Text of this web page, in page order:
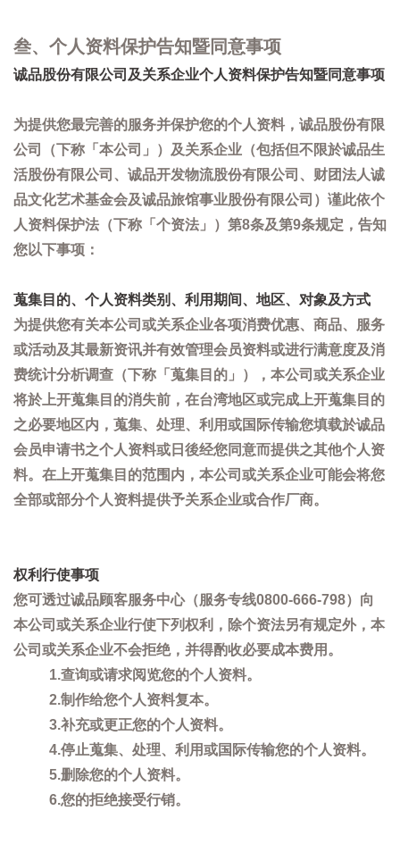
叁、个人资料保护告知暨同意事项
诚品股份有限公司及关系企业个人资料保护告知暨同意事项
为提供您最完善的服务并保护您的个人资料，诚品股份有限
公司（下称「本公司」）及关系企业（包括但不限於诚品生
活股份有限公司、诚品开发物流股份有限公司、财团法人诚
品文化艺术基金会及诚品旅馆事业股份有限公司）谨此依个
人资料保护法（下称「个资法」）第8条及第9条规定，告知
您以下事项：
蒐集目的、个人资料类别、利用期间、地区、对象及方式
为提供您有关本公司或关系企业各项消费优惠、商品、服务
或活动及其最新资讯并有效管理会员资料或进行满意度及消
费统计分析调查（下称「蒐集目的」），本公司或关系企业
将於上开蒐集目的消失前，在台湾地区或完成上开蒐集目的
之必要地区内，蒐集、处理、利用或国际传输您填载於诚品
会员申请书之个人资料或日後经您同意而提供之其他个人资
料。在上开蒐集目的范围内，本公司或关系企业可能会将您
全部或部分个人资料提供予关系企业或合作厂商。
权利行使事项
您可透过诚品顾客服务中心（服务专线0800-666-798）向
本公司或关系企业行使下列权利，除个资法另有规定外，本
公司或关系企业不会拒绝，并得酌收必要成本费用。
1.查询或请求阅览您的个人资料。
2.制作给您个人资料复本。
3.补充或更正您的个人资料。
4.停止蒐集、处理、利用或国际传输您的个人资料。
5.删除您的个人资料。
6.您的拒绝接受行销。